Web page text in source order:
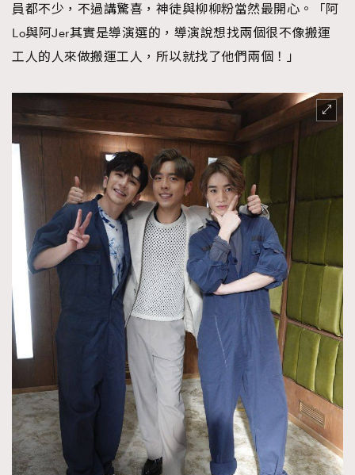
員都不少，不過講驚喜，神徒與柳柳粉當然最開心。「阿
Lo與阿Jer其實是導演選的，導演說想找兩個很不像搬運
工人的人來做搬運工人，所以就找了他們兩個！」